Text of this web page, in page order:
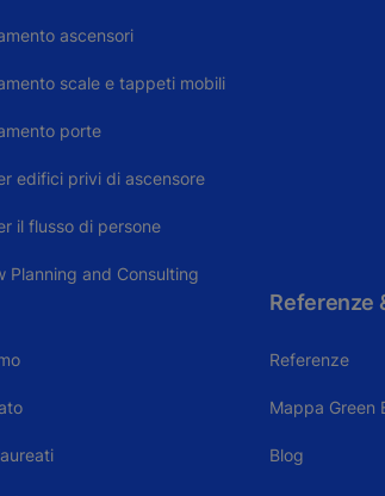
ascensori
scale e tappeti mobili
porte
edifici privi di ascensore
il flusso di persone
Planning and Consulting
Referenze
Referenze
Mappa Green
Blog